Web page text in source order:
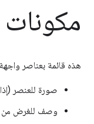
هذه قائمة بعناصر
صورة للعنصر
وصف للغرض من